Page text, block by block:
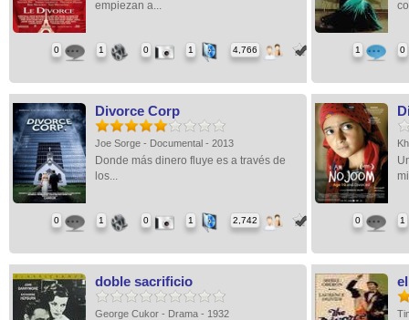
empiezan a...
0 1 0 1 4,766 1 0
Divorce Corp
Joe Sorge - Documental - 2013
Donde más dinero fluye es a través de
los...
0 1 0 1 2,742 0 1
doble sacrificio
George Cukor - Drama - 1932